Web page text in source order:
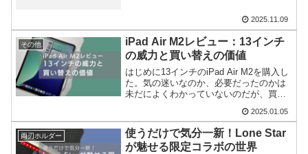
た。あと、放置しすぎて文章が書けなく
書き方的なハウツー文章の影...
2025.11.09
その他
iPad Air M2レビュー：13インチ
の威力と買い替えの価値
はじめに13インチのiPad Air M2を購入し
た。気の迷いなのか、必要だったのかは
未だによくわかっていないのだが、買っ
っていたiPad Air 4thとの比較をしてみよ
うというのが今回の趣旨である。こ...
2025.01.05
両刃ホルダー
使うだけで気分一新！Lone Star
が魅せる限定コラボの世界